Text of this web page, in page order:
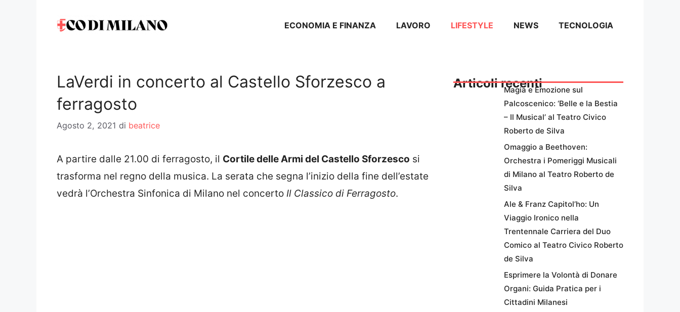
ECONOMIA E FINANZA LAVORO LIFESTYLE NEWS TECNOLOGIA
LaVerdi in concerto al Castello Sforzesco a
ferragosto
Agosto 2, 2021 di beatrice
A partire dalle 21.00 di ferragosto, il Cortile delle Armi del Castello Sforzesco si
trasforma nel regno della musica. La serata che segna l’inizio della fine dell’estate
vedrà l’Orchestra Sinfonica di Milano nel concerto Il Classico di Ferragosto.
Articoli recentiMagia e Emozione sul
Palcoscenico: ‘Belle e la Bestia
– Il Musical’ al Teatro Civico
Roberto de Silva
Omaggio a Beethoven:
Orchestra i Pomeriggi Musicali
di Milano al Teatro Roberto de
Silva
Ale & Franz Capitol’ho: Un
Viaggio Ironico nella
Trentennale Carriera del Duo
Comico al Teatro Civico Roberto
de Silva
Esprimere la Volontà di Donare
Organi: Guida Pratica per i
Cittadini Milanesi